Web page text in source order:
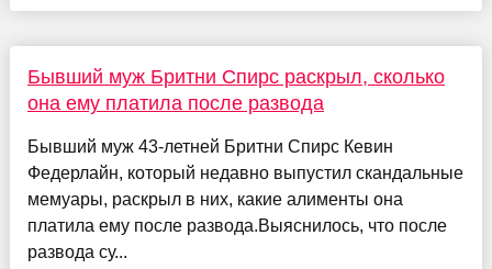
Бывший муж Бритни Спирс раскрыл, сколько
она ему платила после развода
Бывший муж 43-летней Бритни Спирс Кевин
Федерлайн, который недавно выпустил скандальные
мемуары, раскрыл в них, какие алименты она
платила ему после развода.Выяснилось, что после
развода су...